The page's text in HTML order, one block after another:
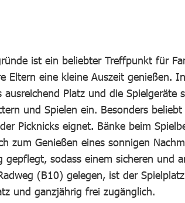
ist ein beliebter Treffpunkt für
Eltern eine kleine Auszeit genießen.
ausreichend Platz und die
und Spielen ein. Besonders
Picknicks eignet. Bänke beim
zum Genießen eines sonnigen
gepflegt, sodass einem sicheren und
(B10) gelegen, ist der
und ganzjährig frei zugänglich.